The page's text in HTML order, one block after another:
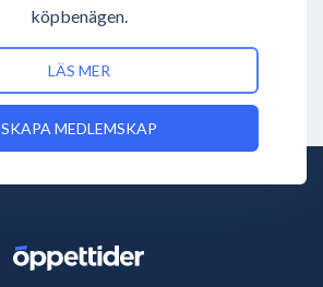
köpbenägen.
LÄS MER
SKAPA MEDLEMSKAP